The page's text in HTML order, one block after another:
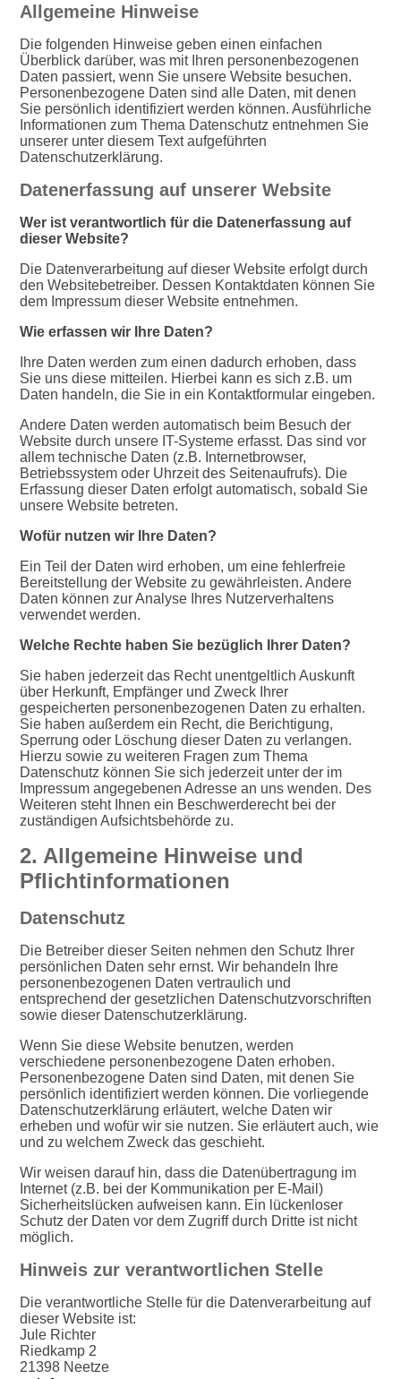
Allgemeine Hinweise
Die folgenden Hinweise geben einen einfachen
Überblick darüber, was mit Ihren personenbezogenen
Daten passiert, wenn Sie unsere Website besuchen.
Personenbezogene Daten sind alle Daten, mit denen
Sie persönlich identifiziert werden können. Ausführliche
Informationen zum Thema Datenschutz entnehmen Sie
unserer unter diesem Text aufgeführten
Datenschutzerklärung.
Datenerfassung auf unserer Website
Wer ist verantwortlich für die Datenerfassung auf
dieser Website?
Die Datenverarbeitung auf dieser Website erfolgt durch
den Websitebetreiber. Dessen Kontaktdaten können Sie
dem Impressum dieser Website entnehmen.
Wie erfassen wir Ihre Daten?
Ihre Daten werden zum einen dadurch erhoben, dass
Sie uns diese mitteilen. Hierbei kann es sich z.B. um
Daten handeln, die Sie in ein Kontaktformular eingeben.
Andere Daten werden automatisch beim Besuch der
Website durch unsere IT-Systeme erfasst. Das sind vor
allem technische Daten (z.B. Internetbrowser,
Betriebssystem oder Uhrzeit des Seitenaufrufs). Die
Erfassung dieser Daten erfolgt automatisch, sobald Sie
unsere Website betreten.
Wofür nutzen wir Ihre Daten?
Ein Teil der Daten wird erhoben, um eine fehlerfreie
Bereitstellung der Website zu gewährleisten. Andere
Daten können zur Analyse Ihres Nutzerverhaltens
verwendet werden.
Welche Rechte haben Sie bezüglich Ihrer Daten?
Sie haben jederzeit das Recht unentgeltlich Auskunft
über Herkunft, Empfänger und Zweck Ihrer
gespeicherten personenbezogenen Daten zu erhalten.
Sie haben außerdem ein Recht, die Berichtigung,
Sperrung oder Löschung dieser Daten zu verlangen.
Hierzu sowie zu weiteren Fragen zum Thema
Datenschutz können Sie sich jederzeit unter der im
Impressum angegebenen Adresse an uns wenden. Des
Weiteren steht Ihnen ein Beschwerderecht bei der
zuständigen Aufsichtsbehörde zu.
2. Allgemeine Hinweise und
Pflichtinformationen
Datenschutz
Die Betreiber dieser Seiten nehmen den Schutz Ihrer
persönlichen Daten sehr ernst. Wir behandeln Ihre
personenbezogenen Daten vertraulich und
entsprechend der gesetzlichen Datenschutzvorschriften
sowie dieser Datenschutzerklärung.
Wenn Sie diese Website benutzen, werden
verschiedene personenbezogene Daten erhoben.
Personenbezogene Daten sind Daten, mit denen Sie
persönlich identifiziert werden können. Die vorliegende
Datenschutzerklärung erläutert, welche Daten wir
erheben und wofür wir sie nutzen. Sie erläutert auch, wie
und zu welchem Zweck das geschieht.
Wir weisen darauf hin, dass die Datenübertragung im
Internet (z.B. bei der Kommunikation per E-Mail)
Sicherheitslücken aufweisen kann. Ein lückenloser
Schutz der Daten vor dem Zugriff durch Dritte ist nicht
möglich.
Hinweis zur verantwortlichen Stelle
Die verantwortliche Stelle für die Datenverarbeitung auf
dieser Website ist:
Jule Richter
Riedkamp 2
21398 Neetze